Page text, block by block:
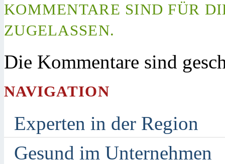
KOMMENTARE SIND FÜR
ZUGELASSEN.
Die Kommentare sind
NAVIGATION
Experten in der Region
Gesund im Unternehmen